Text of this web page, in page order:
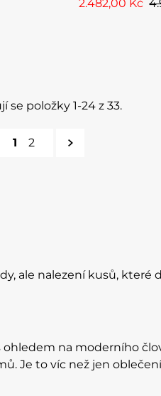
2.482,00 Kč
se položky 1-24 z 33.
1 2
ale nalezení kusů,
na moderního
Je to víc než jen